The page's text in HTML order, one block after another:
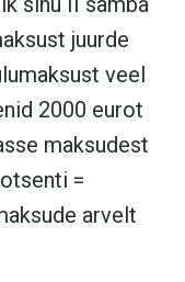
juurde
veel
2000 eurot
maksudest
=
arvelt